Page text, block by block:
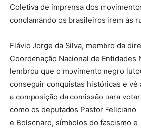
Coletiva de imprensa dos
conclamando os brasileiros irem às
Flávio Jorge da Silva, membro da
Coordenação Nacional de Entidades
lembrou que o movimento negro
conseguir conquistas históricas e vê
a composição da comissão para
como os deputados Pastor Feliciano
e Bolsonaro, símbolos do fascismo e